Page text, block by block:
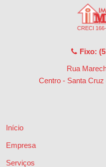
CRECI
Fixo:
Rua
Centro - Santa
Início
Empresa
Serviços